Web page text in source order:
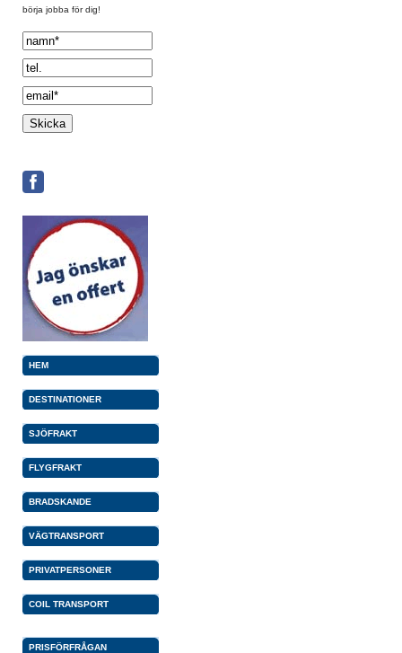
börja jobba för dig!
Spamcheck:
HEM
DESTINATIONER
SJÖFRAKT
FLYGFRAKT
BRADSKANDE
VÄGTRANSPORT
PRIVATPERSONER
COIL TRANSPORT
PRISFÖRFRÅGAN